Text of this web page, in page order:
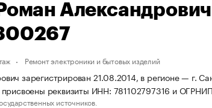
Ремонт электроники и бытовых изделий
зарегистрирован 21.08.2014, в регионе — г.
реквизиты ИНН: 781102797316 и
источников.